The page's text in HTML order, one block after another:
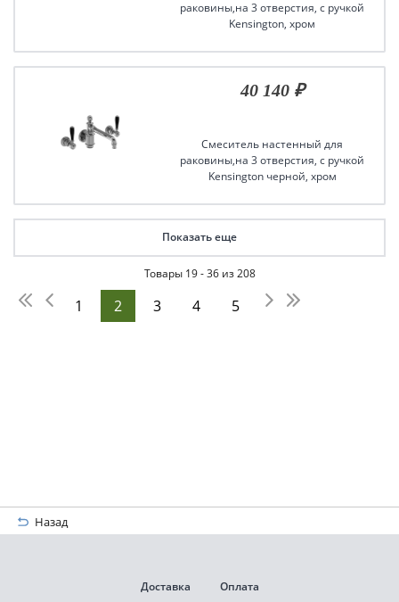
раковины,на 3 отверстия, с ручкой
Kensington, хром
40 140 ₽
Смеситель настенный для
раковины,на 3 отверстия, с ручкой
Kensington черной, хром
Показать еще
Товары 19 - 36 из 208
1 2 3 4 5
Назад
Доставка Оплата